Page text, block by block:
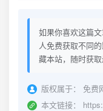
如果你喜欢这篇
人免费获取不同
藏本站，随时获取
版权属于：
免费
本文链接：